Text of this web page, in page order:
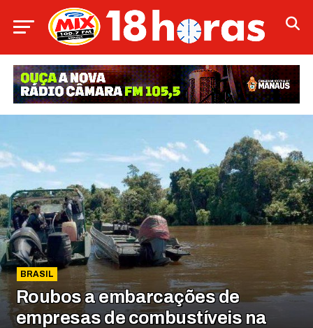
BRASIL
Roubos a embarcações de
empresas de combustíveis na